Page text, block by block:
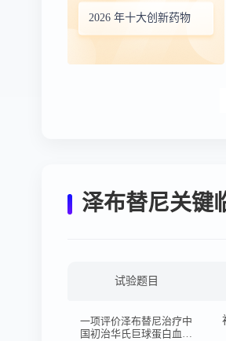
2026 年十大创新药物
泽布替尼关键
试验题目
一项评价泽布替尼治疗中
国初治华氏巨球蛋白血症